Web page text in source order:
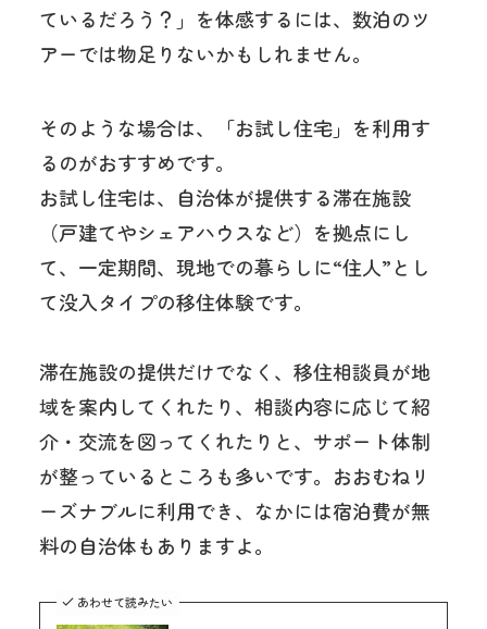
ているだろう？」を体感するには、数泊のツ
アーでは物足りないかもしれません。
そのような場合は、「お試し住宅」を利用す
るのがおすすめです。
お試し住宅は、自治体が提供する滞在施設
（戸建てやシェアハウスなど）を拠点にし
て、一定期間、現地での暮らしに“住人”とし
て没入タイプの移住体験です。
滞在施設の提供だけでなく、移住相談員が地
域を案内してくれたり、相談内容に応じて紹
介・交流を図ってくれたりと、サポート体制
が整っているところも多いです。おおむねリ
ーズナブルに利用でき、なかには宿泊費が無
料の自治体もありますよ。
あわせて読みたい